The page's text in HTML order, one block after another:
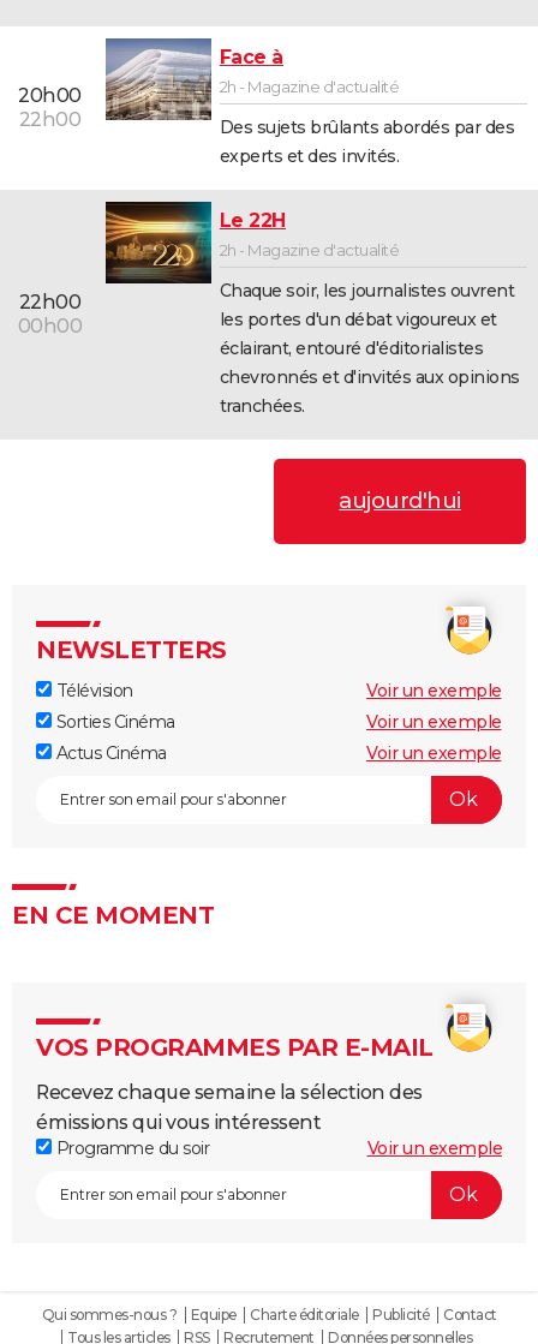
20h00
22h00
Face à
2h - Magazine d'actualité
Des sujets brûlants abordés par des
experts et des invités.
22h00
00h00
Le 22H
2h - Magazine d'actualité
Chaque soir, les journalistes ouvrent
les portes d'un débat vigoureux et
éclairant, entouré d'éditorialistes
chevronnés et d'invités aux opinions
tranchées.
aujourd'hui
NEWSLETTERS
Télévision
Voir un exemple
Sorties Cinéma
Voir un exemple
Actus Cinéma
Voir un exemple
EN CE MOMENT
VOS PROGRAMMES PAR E-MAIL
Recevez chaque semaine la sélection des
émissions qui vous intéressent
Programme du soir Voir un exemple
Qui sommes-nous ? Equipe Charte éditoriale Publicité
Contact
Tous les articles
RSS Recrutement Données personnelles